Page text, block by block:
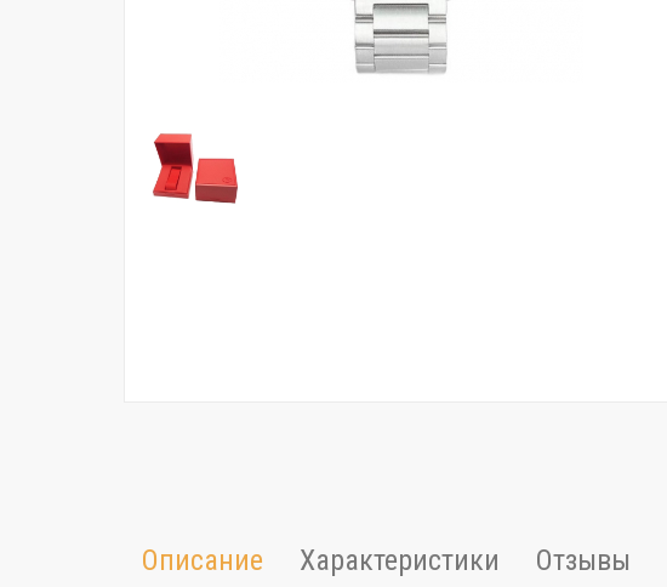
Описание Характеристики Отзывы